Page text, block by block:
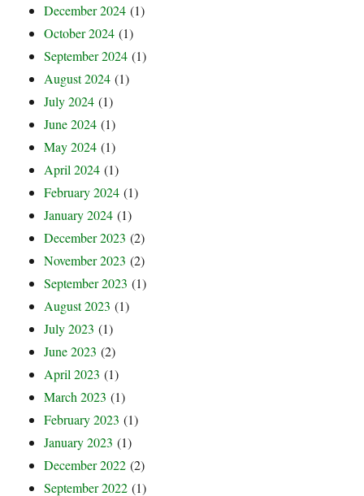
December 2024 (1)
October 2024 (1)
September 2024 (1)
August 2024 (1)
July 2024 (1)
June 2024 (1)
May 2024 (1)
April 2024 (1)
February 2024 (1)
January 2024 (1)
December 2023 (2)
November 2023 (2)
September 2023 (1)
August 2023 (1)
July 2023 (1)
June 2023 (2)
April 2023 (1)
March 2023 (1)
February 2023 (1)
January 2023 (1)
December 2022 (2)
September 2022 (1)